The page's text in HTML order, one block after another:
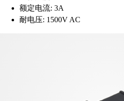
额定电流: 3A
耐电压: 1500V AC